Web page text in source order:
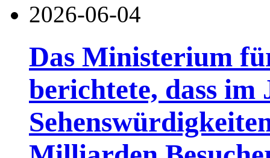
2026-06-04
Das Ministerium
berichtete, dass im